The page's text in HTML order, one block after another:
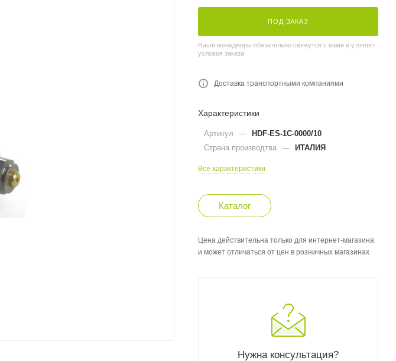
ПОД ЗАКАЗ
Наши менеджеры обязательно свяжутся с вами и уточнят
условия заказа
Доставка транспортными компаниями
Характеристики
Артикул — HDF-ES-1C-0000/10
Страна производтва — ИТАЛИЯ
Все характеристики
Каталог
Цена действительна только для интернет-магазина
и может отличаться от цен в розничных магазинах
Нужна консультация?